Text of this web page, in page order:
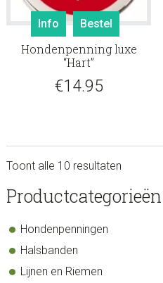
Info Bestel
Hondenpenning luxe
“Hart”
€14.95
Toont alle 10 resultaten
sidebar
Store
Productcategorieën
Hondenpenningen
Halsbanden
Lijnen en Riemen